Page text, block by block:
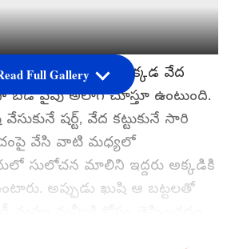
తన గదిలోకి వెళ్లి అక్కడ వేద
వైపు అలాగే చూస్తూ ఉంటుంది.
షర్ట్, వేద కట్టుకునే సారి
వేసి వాటి మధ్యలో
సులోచన మాలిని ఇద్దరు అక్కడికి
అప్పుడు ఖుషి ఆ బట్టలతో
Full Gallery